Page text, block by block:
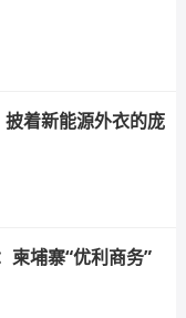
着新能源外衣的庞
柬埔寨“优利商务”